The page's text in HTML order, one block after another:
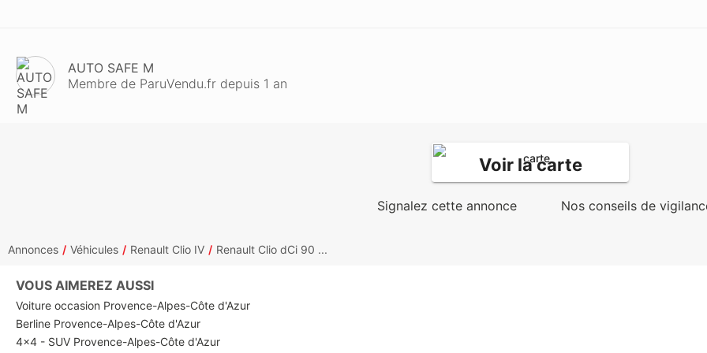
AUTO SAFE M
Membre de ParuVendu.fr depuis 1 an
Voir la carte
Signalez cette annonce Nos conseils de
Annonces Véhicules Renault Clio IV Renault Clio dCi 90 ...
VOUS AIMEREZ AUSSI
Voiture occasion Provence-Alpes-Côte d'Azur
Berline Provence-Alpes-Côte d'Azur
4x4 - SUV Provence-Alpes-Côte d'Azur